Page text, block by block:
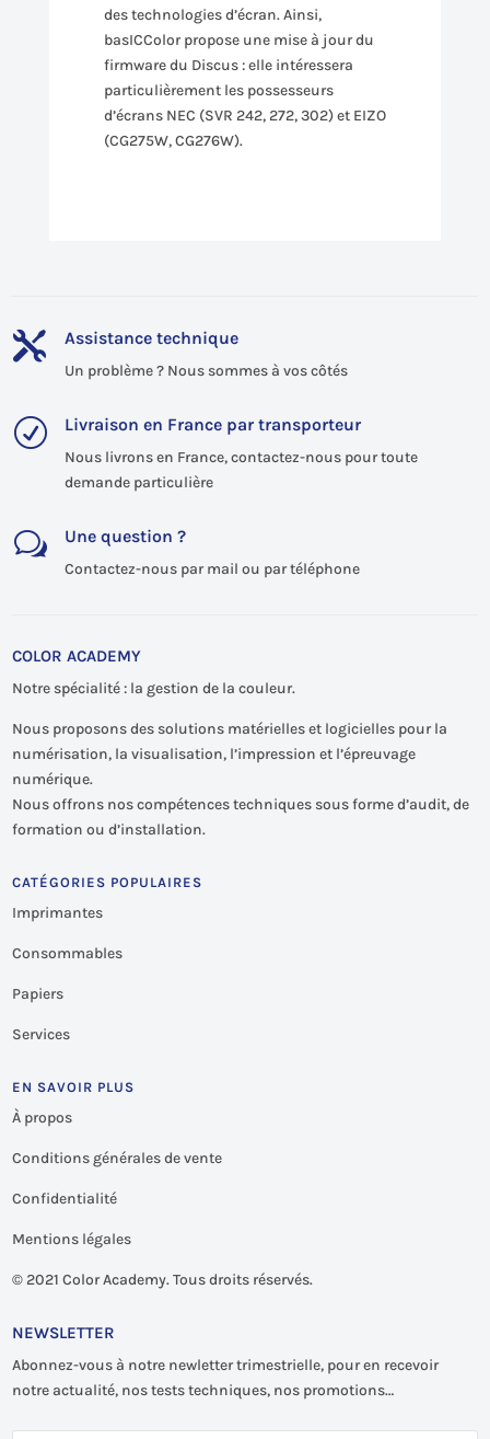
des technologies d’écran. Ainsi,
basICColor propose une mise à jour du
firmware du Discus : elle intéressera
particulièrement les possesseurs
d’écrans NEC (SVR 242, 272, 302) et EIZO
(CG275W, CG276W).
 Assistance technique
Un problème ? Nous sommes à vos côtés
R Livraison en France par transporteur
Nous livrons en France, contactez-nous pour toute
demande particulière
w Une question ?
Contactez-nous par mail ou par téléphone
COLOR ACADEMY
Notre spécialité : la gestion de la couleur.
Nous proposons des solutions matérielles et logicielles pour la
numérisation, la visualisation, l’impression et l’épreuvage
numérique.
Nous offrons nos compétences techniques sous forme d’audit, de
formation ou d’installation.
CATÉGORIES POPULAIRES
Imprimantes
Consommables
Papiers
Services
EN SAVOIR PLUS
À propos
Conditions générales de vente
Confidentialité
Mentions légales
© 2021 Color Academy. Tous droits réservés.
NEWSLETTER
Abonnez-vous à notre newletter trimestrielle, pour en recevoir
notre actualité, nos tests techniques, nos promotions…